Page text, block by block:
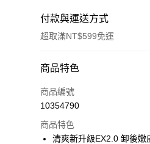
付款與運送方式
超取滿NT$599免運
付款方式
信用卡一次付款
LINE Pay
商品特色
商品編號
10354790
商品特色
清爽新升級EX2.0 卸後嫩